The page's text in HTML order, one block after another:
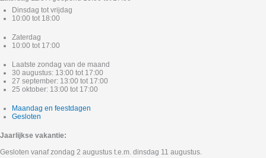
Dinsdag tot vrijdag
10:00 tot 18:00
Zaterdag
10:00 tot 17:00
Laatste zondag van de maand
30 augustus: 13:00 tot 17:00
27 september: 13:00 tot 17:00
25 oktober: 13:00 tot 17:00
Maandag en feestdagen
Gesloten
Jaarlijkse vakantie:
Gesloten vanaf zondag 2 augustus t.e.m. dinsdag 11 augustus.